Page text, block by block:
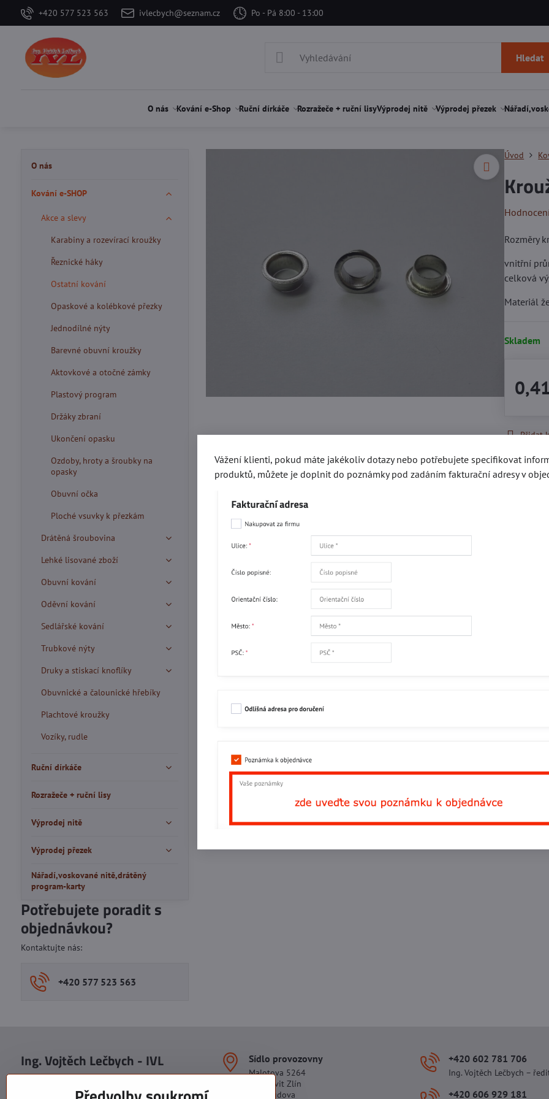
+420 577 523 563 ivlecbych@seznam.cz Po - Pá 8:00 - 13:00
Hledat
O nás Kování e-Shop Ruční dírkáče Rozražeče + ruční lisyVýprodej nitě Výprodej přezek
Úvod
Rozměry
vnitřní
celková
Materiál
Skladem
Přidat
O nás
Kování e-SHOP
Akce a slevy
Karabiny a rozevírací kroužky
Řeznické háky
Ostatní kování
Opaskové a kolébkové přezky
Jednodílné nýty
Barevné obuvní kroužky
Aktovkové a otočné zámky
Plastový program
Držáky zbraní
Ukončení opasku
Ozdoby, hroty a šroubky na
opasky
Obuvní očka
Ploché vsuvky k přezkám
Drátěná šroubovina
Lehké lisované zboží
Obuvní kování
Oděvní kování
Sedlářské kování
Trubkové nýty
Druky a stiskací knoflíky
Obuvnické a čalounické hřebíky
Plachtové kroužky
Vozíky, rudle
Ruční dírkáče
Rozražeče + ruční lisy
Výprodej nitě
Výprodej přezek
Nářadí,voskované nitě,drátěný
program-karty
Potřebujete poradit s
objednávkou?
Kontaktujte nás:
+420 577 523 563
Ing. Vojtěch Lečbych - IVL
DIČ: CZ5602130809
Sídlo provozovny
Malotova 5264
Areál Svit Zlín
113. budova
+420 602 781 706
Ing. Vojtěch Lečbych –
+420 606 929 181
Vážení klienti, pokud máte jakékoliv dotazy nebo potřebujete specifikovat
produktů, můžete je doplnit do poznámky pod zadáním fakturační adresy v